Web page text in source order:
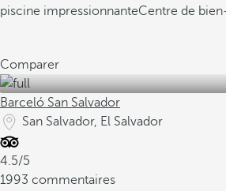
piscine impressionnanteCentre de
Comparer
Barceló San Salvador
San Salvador, El Salvador
4.5/5
1993 commentaires